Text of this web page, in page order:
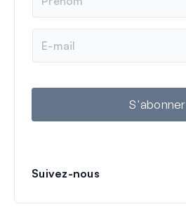
m
m
i
S'abonner
Suivez-nous